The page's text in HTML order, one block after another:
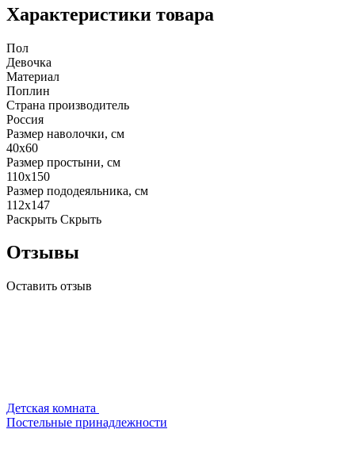
Характеристики товара
Пол
Девочка
Материал
Поплин
Страна производитель
Россия
Размер наволочки, см
40x60
Размер простыни, см
110x150
Размер пододеяльника, см
112x147
Раскрыть Скрыть
Отзывы
Оставить отзыв
Детская комната
Постельные принадлежности